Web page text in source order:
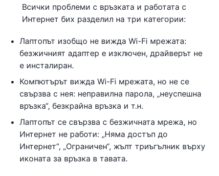
Всички проблеми с връзката и работата с
Интернет бих разделил на три категории:
Лаптопът изобщо не вижда Wi-Fi мрежата:
безжичният адаптер е изключен, драйверът не
е инсталиран.
Компютърът вижда Wi-Fi мрежата, но не се
свързва с нея: неправилна парола, „неуспешна
връзка“, безкрайна връзка и т.н.
Лаптопът се свързва с безжичната мрежа, но
Интернет не работи: „Няма достъп до
Интернет“, „Ограничен“, жълт триъгълник върху
иконата за връзка в тавата.